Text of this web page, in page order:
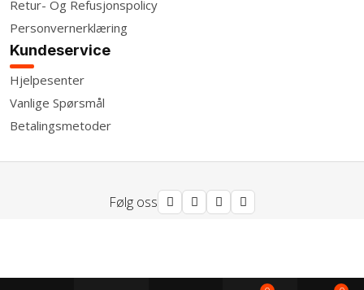
Retur- Og Refusjonspolicy
Personvernerklæring
Kundeservice
Hjelpesenter
Vanlige Spørsmål
Betalingsmetoder
Følg oss